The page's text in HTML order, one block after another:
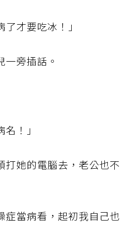
了才要吃冰！」
一旁插話。
！」
打她的電腦去，老公也不
症當病看，起初我自己也